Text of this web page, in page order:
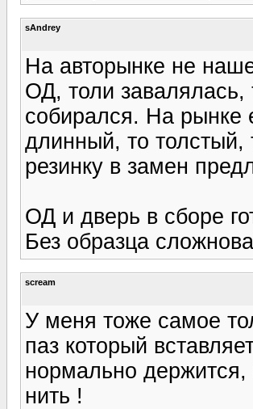
sAndrey
На авторынке не
ОД, толи завалялась,
собирался. На рынке
длинный, то
резинку в замен
ОД и дверь в сборе
Без образца
scream
У меня тоже самое
паз который
нормально держится,
нить !